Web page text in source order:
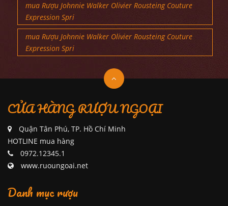
mua Rượu Johnnie Walker Olivier Rousteing Couture
Expression Spri
mua Rượu Johnnie Walker Olivier Rousteing Couture
Expression Spri
CỬA HÀNG RƯỢU NGOẠI
Quận Tân Phú, TP. Hồ Chí Minh
HOTLINE mua hàng
0972.12345.1
www.ruoungoai.net
Danh mục rượu